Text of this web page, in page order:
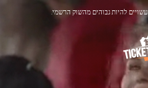
להיות גבוהים מהשוק הרשמי.